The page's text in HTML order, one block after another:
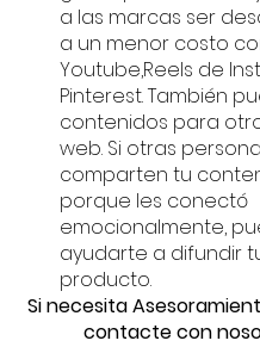
a las marcas ser
a un menor costo
Youtube,Reels de
Pinterest. También
contenidos para
web. Si otras
comparten tu
porque les conectó
emocionalmente,
ayudarte a difundir
producto.
Si necesita
contacte con